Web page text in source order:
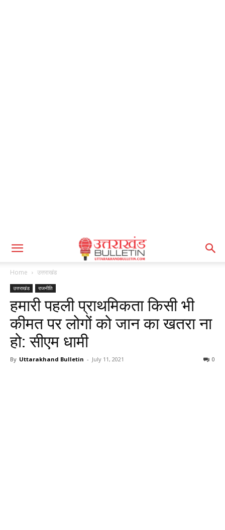
Home उत्तराखंड
उत्तराखंड राजनीति
हमारी पहली प्राथमिकता किसी भी
कीमत पर लोगों को जान का खतरा ना
हो: सीएम धामी
By Uttarakhand Bulletin - July 11, 2021 0